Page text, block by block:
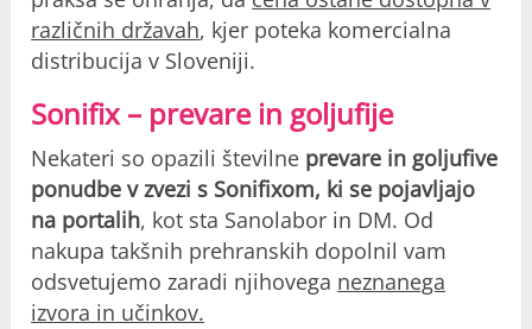
različnih državah, kjer poteka komercialna
distribucija v Sloveniji.
Sonifix – prevare in goljufije
Nekateri so opazili številne prevare in goljufive
ponudbe v zvezi s Sonifixom, ki se pojavljajo
na portalih, kot sta Sanolabor in DM. Od
nakupa takšnih prehranskih dopolnil vam
odsvetujemo zaradi njihovega neznanega
izvora in učinkov.